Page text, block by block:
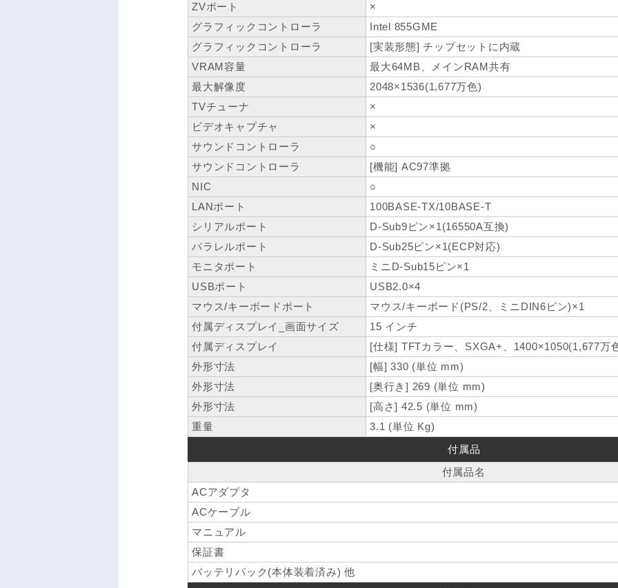
ZVポート
×
グラフィックコントローラ
Intel 855GME
グラフィックコントローラ
[実装形態] チップセットに内蔵
VRAM容量
最大64MB、メインRAM共有
最大解像度
2048×1536(1,677万色)
TVチューナ
×
ビデオキャプチャ
×
サウンドコントローラ
○
サウンドコントローラ
[機能] AC97準拠
NIC
○
LANポート
100BASE-TX/10BASE-T
シリアルポート
D-Sub9ピン×1(16550A互換)
パラレルポート
D-Sub25ピン×1(ECP対応)
モニタポート
ミニD-Sub15ピン×1
USBポート
USB2.0×4
マウス/キーボードポート
マウス/キーボード(PS/2、ミニDIN6ピン)×1
付属ディスプレイ_画面サイズ
15 インチ
付属ディスプレイ
[仕様] TFTカラー、SXGA+、1400×1050(1,677万
外形寸法
[幅] 330 (単位 mm)
外形寸法
[奥行き] 269 (単位 mm)
外形寸法
[高さ] 42.5 (単位 mm)
重量
3.1 (単位 Kg)
付属品
付属品名
ACアダプタ
ACケーブル
マニュアル
保証書
バッテリパック(本体装着済み) 他